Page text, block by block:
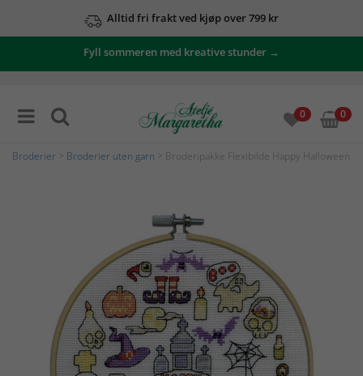
Alltid fri frakt ved kjøp over 799 kr
Fyll sommeren med kreative stunder →
0 0
Broderier Broderier uten garn > Broderipakke Flexibilde Happy Halloween